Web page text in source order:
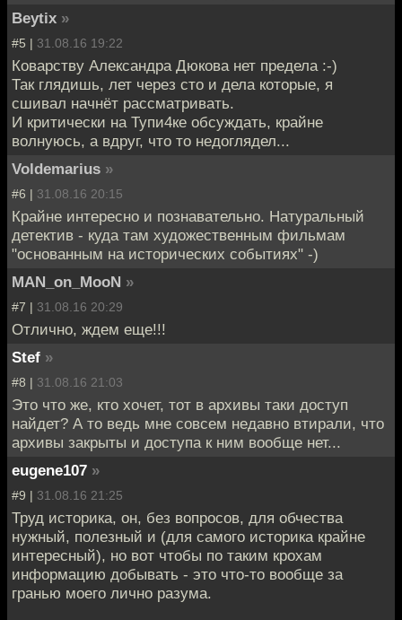
Beytix »
#5 | 31.08.16 19:22
Коварству Александра Дюкова нет предела :-)
Так глядишь, лет через сто и дела которые, я
сшивал начнёт рассматривать.
И критически на Тупи4ке обсуждать, крайне
волнуюсь, а вдруг, что то недоглядел...
Voldemarius »
#6 | 31.08.16 20:15
Крайне интересно и познавательно. Натуральный
детектив - куда там художественным фильмам
"основанным на исторических событиях" -)
MAN_on_MooN »
#7 | 31.08.16 20:29
Отлично, ждем еще!!!
Stef »
#8 | 31.08.16 21:03
Это что же, кто хочет, тот в архивы таки доступ
найдет? А то ведь мне совсем недавно втирали, что
архивы закрыты и доступа к ним вообще нет...
eugene107 »
#9 | 31.08.16 21:25
Труд историка, он, без вопросов, для обчества
нужный, полезный и (для самого историка крайне
интересный), но вот чтобы по таким крохам
информацию добывать - это что-то вообще за
гранью моего лично разума.